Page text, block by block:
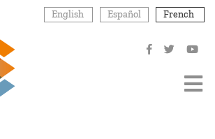
English Español French